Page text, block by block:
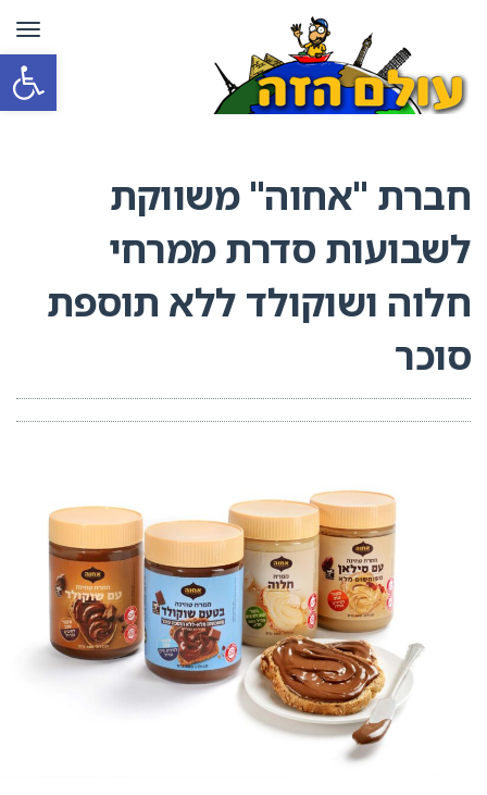
פתח
חברת "אחוה" משווקת
לשבועות סדרת ממרחי
חלוה ושוקולד ללא תוספת
סוכר